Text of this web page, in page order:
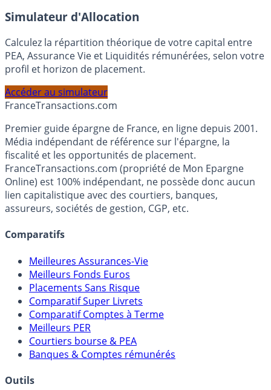
En savoir plus
Simulateur d'Allocation
Calculez la répartition théorique de votre capital entre
profil et horizon de placement.
FranceTransactions.com
Premier guide épargne de France, en ligne depuis 2001.
Média indépendant de référence sur l'épargne, la
fiscalité et les opportunités de placement.
FranceTransactions.com (propriété de Mon Epargne
Online) est 100% indépendant, ne possède donc aucun
assureurs, sociétés de gestion, CGP, etc.
Comparatifs
Meilleures Assurances-Vie
Meilleurs Fonds Euros
Placements Sans Risque
Comparatif Super Livrets
Comparatif Comptes à Terme
Meilleurs PER
Courtiers bourse & PEA
Banques & Comptes rémunérés